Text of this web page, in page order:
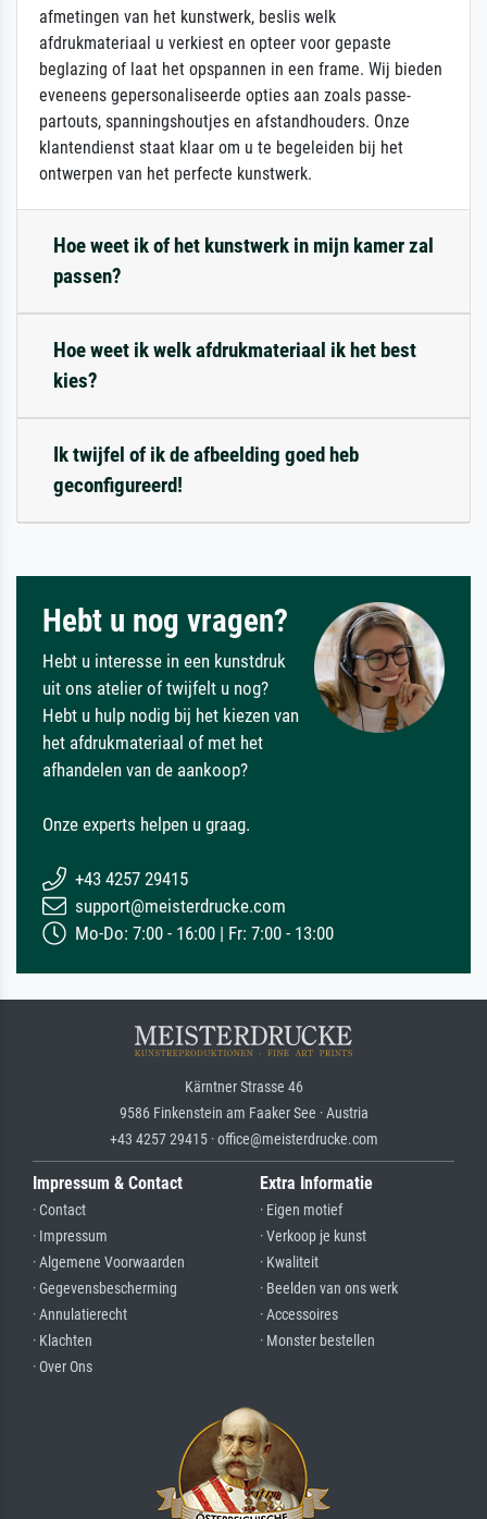
afmetingen van het kunstwerk, beslis welk
afdrukmateriaal u verkiest en opteer voor gepaste
beglazing of laat het opspannen in een frame. Wij bieden
eveneens gepersonaliseerde opties aan zoals passe-
partouts, spanningshoutjes en afstandhouders. Onze
klantendienst staat klaar om u te begeleiden bij het
ontwerpen van het perfecte kunstwerk.
Hoe weet ik of het kunstwerk in mijn kamer zal
passen?
Hoe weet ik welk afdrukmateriaal ik het best
kies?
Ik twijfel of ik de afbeelding goed heb
geconfigureerd!
Hebt u nog vragen?
Hebt u interesse in een kunstdruk
uit ons atelier of twijfelt u nog?
Hebt u hulp nodig bij het kiezen van
het afdrukmateriaal of met het
afhandelen van de aankoop?
Onze experts helpen u graag.
+43 4257 29415
support@meisterdrucke.com
Mo-Do: 7:00 - 16:00 | Fr: 7:00 - 13:00
Kärntner Strasse 46
9586 Finkenstein am Faaker See · Austria
+43 4257 29415 · office@meisterdrucke.com
Impressum & Contact
· Contact
· Impressum
· Algemene Voorwaarden
· Gegevensbescherming
· Annulatierecht
· Klachten
· Over Ons
Extra Informatie
· Eigen motief
· Verkoop je kunst
· Kwaliteit
· Beelden van ons werk
· Accessoires
· Monster bestellen